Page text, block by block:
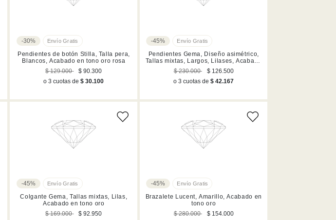
-30%
Pendientes de botón Stilla, Talla pera,
Blancos, Acabado en tono oro rosa
$ 129.000
$ 90.300
o 3 cuotas de$ 30.100
-45%
Pendientes Gema, Diseño asimétrico,
Tallas mixtas, Largos, Lilases, Acabado
en tono oro
$ 230.000
$ 126.500
o 3 cuotas de$ 42.167
-45%
Colgante Gema, Tallas mixtas, Lilas,
Acabado en tono oro
$ 169.000
$ 92.950
-45%
Brazalete Lucent, Amarillo, Acabado en
tono oro
$ 280.000
$ 154.000